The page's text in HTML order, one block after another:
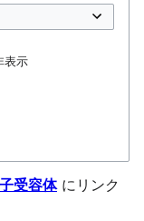
表示
受容体にリンク